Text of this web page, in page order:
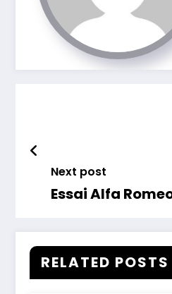
Next post
RELATED POSTS